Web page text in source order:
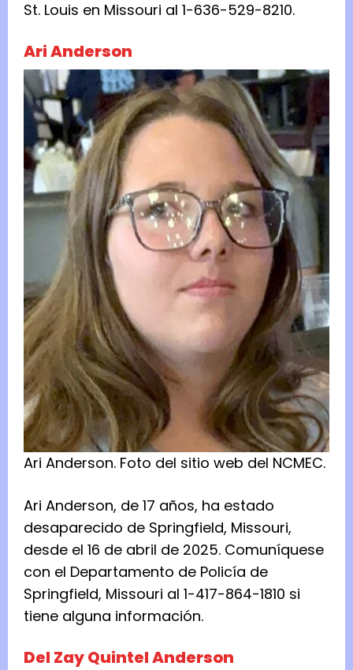
St. Louis en Missouri al 1-636-529-8210.
Ari Anderson
Ari Anderson. Foto del sitio web del NCMEC.
Ari Anderson, de 17 años, ha estado
desaparecido de Springfield, Missouri,
desde el 16 de abril de 2025. Comuníquese
con el Departamento de Policía de
Springfield, Missouri al 1-417-864-1810 si
tiene alguna información.
Del Zay Quintel Anderson